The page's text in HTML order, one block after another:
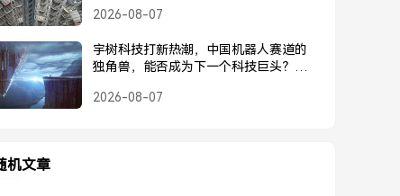
2026-08-07
宇树科技打新热潮，中国机器人赛道的
独角兽，能否成为下一个科技巨头？宇
否成为下一个科技巨头？
2026-08-07
机文章